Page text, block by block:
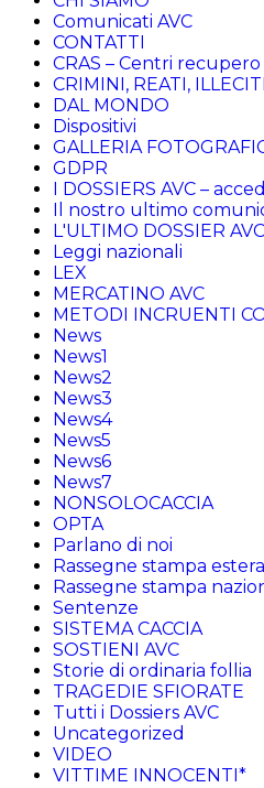
Comunicati AVC
CONTATTI
CRAS – Centri
CRIMINI, REATI,
DAL MONDO
Dispositivi
GALLERIA
GDPR
I DOSSIERS AVC –
Il nostro ultimo
L'ULTIMO DOSSIER AVC
Leggi nazionali
LEX
MERCATINO AVC
METODI INCRUENTI
News
News1
News2
News3
News4
News5
News6
News7
NONSOLOCACCIA
OPTA
Parlano di noi
Rassegne stampa estera
Rassegne stampa
Sentenze
SISTEMA CACCIA
SOSTIENI AVC
Storie di ordinaria follia
TRAGEDIE SFIORATE
Tutti i Dossiers AVC
Uncategorized
VIDEO
VITTIME INNOCENTI*